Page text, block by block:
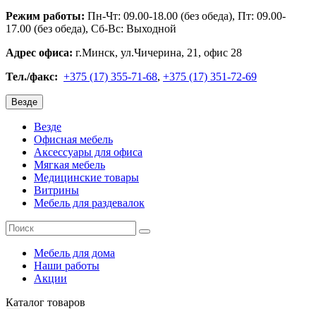
Режим работы: Пн-Чт: 09.00-18.00 (без обеда), Пт: 09.00-
17.00 (без обеда), Сб-Вс: Выходной
Адрес офиса: г.Минск, ул.Чичерина, 21, офис 28
Тел./факс: +375 (17) 355-71-68, +375 (17) 351-72-69
Везде
Везде
Офисная мебель
Аксессуары для офиса
Мягкая мебель
Медицинские товары
Витрины
Мебель для раздевалок
Мебель для дома
Наши работы
Акции
Каталог товаров